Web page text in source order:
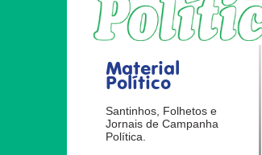
Material
Político
Santinhos, Folhetos e
Jornais de Campanha
Política.